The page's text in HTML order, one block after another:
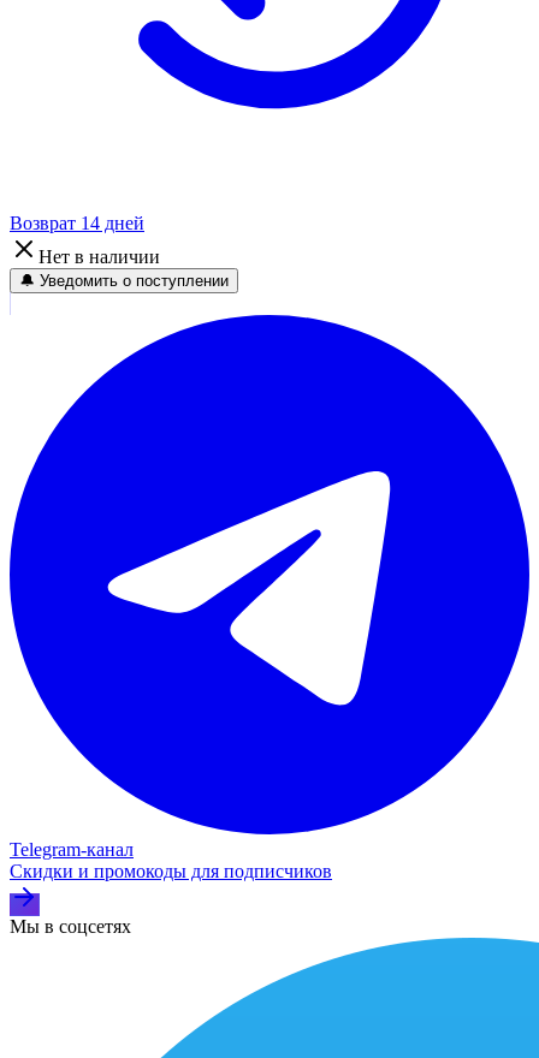
Возврат 14 дней
Нет в наличии
🔔 Уведомить о поступлении
Telegram‑канал
Скидки и промокоды для подписчиков
Мы в соцсетях